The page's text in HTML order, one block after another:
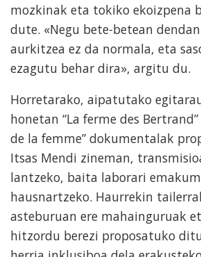
mozkinak eta tokiko ekoizpena
dute. «Negu bete-betean
aurkitzea ez da normala, eta
ezagutu behar dira», argitu du.
Horretarako, aipatutako
honetan “La ferme des
de la femme” dokumentalak
Itsas Mendi zineman,
lantzeko, baita laborari
hausnartzeko. Haurrekin
asteburuan ere mahainguruak
hitzordu berezi proposatuko